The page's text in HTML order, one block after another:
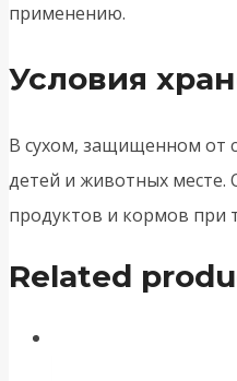
применению.
Условия
В сухом, защищенном от
детей и животных
продуктов и кормов при
Related